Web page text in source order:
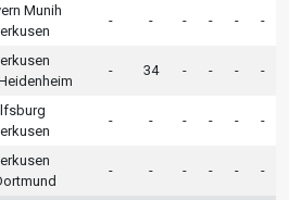
Munih
- - - - - -
- 34 - - - -
- - - - - -
- - - - - -